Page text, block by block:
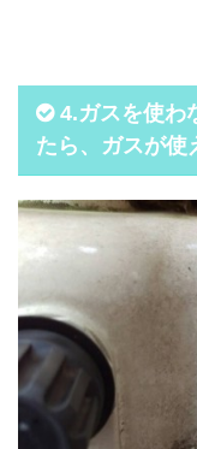
4.ガスを使わ
たら、ガスが使